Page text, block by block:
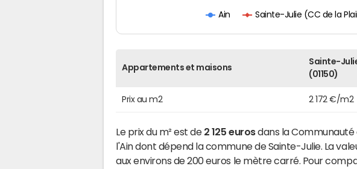
Ain Sainte-Julie (CC de la
Appartements et maisons
Sainte-
(01150)
Prix au m2 2 172 €/m2
Le prix du m² est de 2 125 eurosdans la Communauté
l'Ain dont dépend la commune de Sainte-Julie. La
aux environs de 200 euros le mètre carré. Pour